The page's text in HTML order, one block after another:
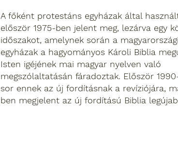
A főként protestáns egyházak által
először 1975-ben jelent meg, lezárva egy
időszakot, amelynek során a
egyházak a hagyományos Károli Biblia
Isten igéjének mai magyar nyelven való
megszólaltatásán fáradoztak. Először
sor ennek az új fordításnak a revíziójára,
ben megjelent az új fordítású Biblia